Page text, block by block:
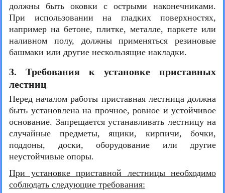
должны быть оковки с острыми наконечниками.
При использовании на гладких поверхностях,
например на бетоне, плитке, металле, паркете или
наливном полу, должны применяться резиновые
башмаки или другие нескользящие накладки.
3. Требования к установке приставных
лестниц
Перед началом работы приставная лестница должна
быть установлена на прочное, ровное и устойчивое
основание. Запрещается устанавливать лестницу на
случайные предметы, ящики, кирпичи, бочки,
поддоны, доски, оборудование или другие
неустойчивые опоры.
При установке приставной лестницы необходимо
соблюдать следующие требования: